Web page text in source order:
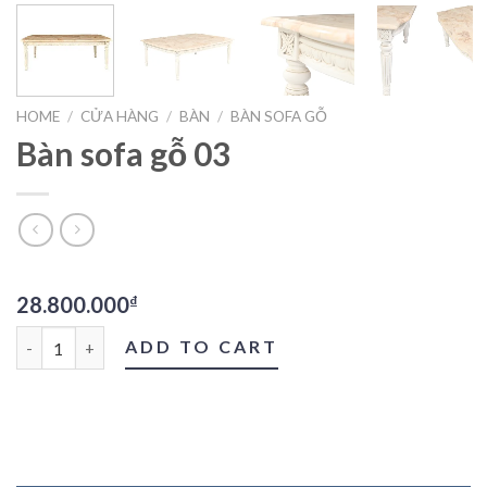
HOME / CỬA HÀNG / BÀN / BÀN SOFA GỖ
Bàn sofa gỗ 03
28.800.000₫
Bàn sofa gỗ 03 quantityADD TO CART